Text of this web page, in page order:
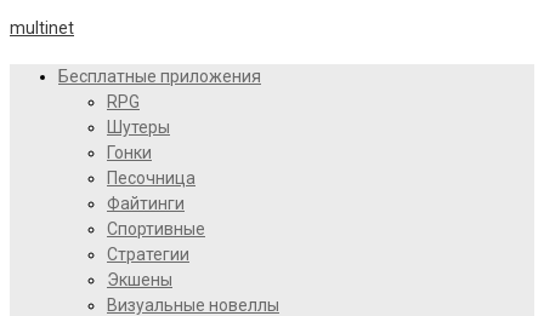
multinet
Бесплатные приложения
RPG
Шутеры
Гонки
Песочница
Файтинги
Спортивные
Стратегии
Экшены
Визуальные новеллы